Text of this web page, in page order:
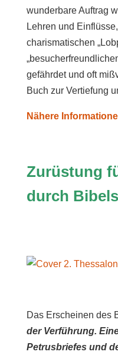
wunderbare Auftrag
Lehren und
charismatischen
gefährdet und oft
Buch zur Vertiefung
Nähere
Zurüstung
durch
Das Erscheinen des
der Verführung.
Petrusbriefes und